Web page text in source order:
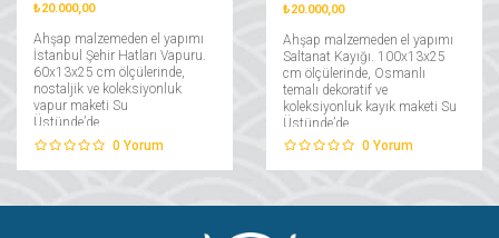
₺20.000,00
Ahşap malzemeden el yapımı
İstanbul Şehir Hatları Vapuru.
60x13x25 cm ölçülerinde,
nostaljik ve koleksiyonluk
vapur maketi Su
Üstünde’de....
0 Yorum
₺20.000,00
Ahşap malzemeden el yapımı
Saltanat Kayığı. 100x13x25
cm ölçülerinde, Osmanlı
temalı dekoratif ve
koleksiyonluk kayık maketi Su
Üstünde’de....
0 Yorum